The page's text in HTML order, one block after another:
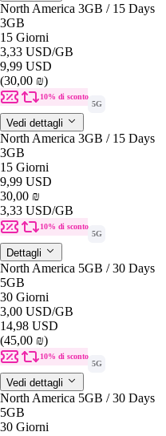
North America 3GB / 15 Days
3GB
15 Giorni
3,33 USD/GB
9,99 USD
(30,00 ₪)
10% di sconto
5G
Vedi dettagli
North America 3GB / 15 Days
3GB
15 Giorni
9,99 USD
30,00 ₪
3,33 USD/GB
10% di sconto
5G
Dettagli
North America 5GB / 30 Days
5GB
30 Giorni
3,00 USD/GB
14,98 USD
(45,00 ₪)
10% di sconto
5G
Vedi dettagli
North America 5GB / 30 Days
5GB
30 Giorni